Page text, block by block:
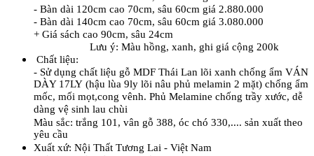
- Bàn dài 120cm cao 70cm, sâu 60cm giá 2.880.000
- Bàn dài 140cm cao 70cm, sâu 60cm giá 3.080.000
+ Giá sách cao 90cm, sâu 24cm
Lưu ý: Màu hồng, xanh, ghi giá cộng 200k
Chất liệu:
- Sử dụng chất liệu gỗ MDF Thái Lan lõi xanh chống ẩm VÁN
DÀY 17LY (hậu lùa 9ly lõi nâu phủ melamin 2 mặt) chống ẩm
mốc, mối mọt,cong vênh. Phủ Melamine chống trầy xước, dễ
dàng vệ sinh lau chùi
Màu sắc: trắng 101, vân gỗ 388, óc chó 330,.... sản xuất theo
yêu cầu
Xuất xứ: Nội Thất Tương Lai - Việt Nam